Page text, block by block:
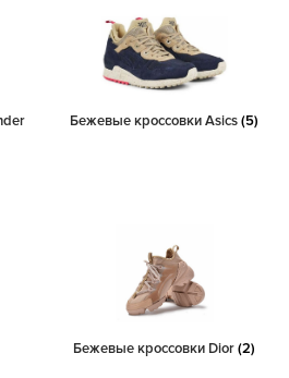
Бежевые кроссовки Asics(5)
Бежевые кроссовки Dior(2)